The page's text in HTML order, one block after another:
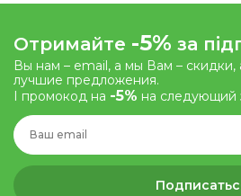
Отримайте -5% за
Вы нам – email, а мы Вам – скидки,
лучшие предложения.
І промокод на -5% на следующий